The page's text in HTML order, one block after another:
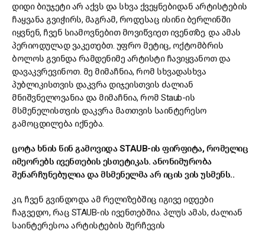
დიდი ბიუჯეტი არ აქვს და სხვა ქვეყნებიდან არტისტების
ჩაყვანა გვიჭირს, მაგრამ, როდესაც ისინი ბერლინში
იყვნენ, ჩვენ სიამოვნებით მოვიწვიეთ ივენთზე. და ამას
პერიოდულად ვაკეთებთ. უფრო მეტიც, ოქტომბრის
ბოლოს გვინდა რამდენიმე არტისტი ჩავიყვანოთ და
დავაკვრევინოთ. მე მიმაჩნია, რომ სხვადასხვა
პუბლიკისთვის დაკვრა დიჯეისთვის ძალიან
მნიშვნელოვანია და მიმაჩნია, რომ Staub-ის
მსმენელისთვის დაკვრა მათთვის საინტერესო
გამოცდილება იქნება.
ცოტა ხნის წინ გამოვიდა STAUB-ის ფირფიტა, რომელიც
იმეორებს ივენთების ესთეტიკას. ანონიმურობა
შენარჩუნებულია და მსმენელმა არ იცის ვის უსმენს..
კი, ჩვენ გვინდოდა ამ რელიზებშიც იგივე იდეები
ჩაგვედო, რაც STAUB-ის ივენთებშია. პლუს ამას, ძალიან
საინტერესოა არტისტების შერჩევის